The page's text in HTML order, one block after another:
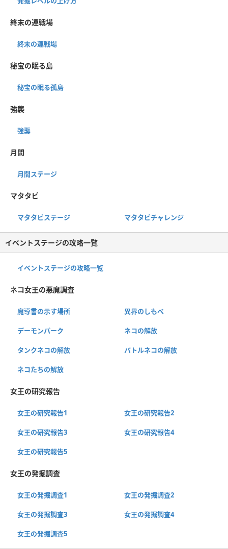
終末の連戦場
終末の連戦場
秘宝の眠る島
秘宝の眠る孤島
強襲
強襲
月間
月間ステージ
マタタビ
マタタビステージ マタタビチャレンジ
イベントステージの攻略一覧
イベントステージの攻略一覧
ネコ女王の悪魔調査
魔導書の示す場所 異界のしもべ
デーモンパーク ネコの解放
タンクネコの解放 バトルネコの解放
ネコたちの解放
女王の研究報告
女王の研究報告1 女王の研究報告2
女王の研究報告3 女王の研究報告4
女王の研究報告5
女王の発掘調査
女王の発掘調査1 女王の発掘調査2
女王の発掘調査3 女王の発掘調査4
女王の発掘調査5